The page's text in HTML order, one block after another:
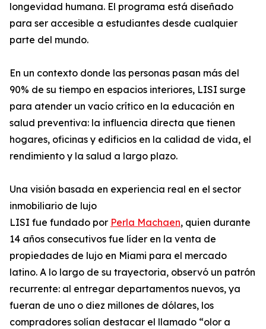
longevidad humana. El programa está diseñado
para ser accesible a estudiantes desde cualquier
parte del mundo.
En un contexto donde las personas pasan más del
90% de su tiempo en espacios interiores, LISI surge
para atender un vacío crítico en la educación en
salud preventiva: la influencia directa que tienen
hogares, oficinas y edificios en la calidad de vida, el
rendimiento y la salud a largo plazo.
Una visión basada en experiencia real en el sector
inmobiliario de lujo
LISI fue fundado por Perla Machaen, quien durante
14 años consecutivos fue líder en la venta de
propiedades de lujo en Miami para el mercado
latino. A lo largo de su trayectoria, observó un patrón
recurrente: al entregar departamentos nuevos, ya
fueran de uno o diez millones de dólares, los
compradores solían destacar el llamado “olor a